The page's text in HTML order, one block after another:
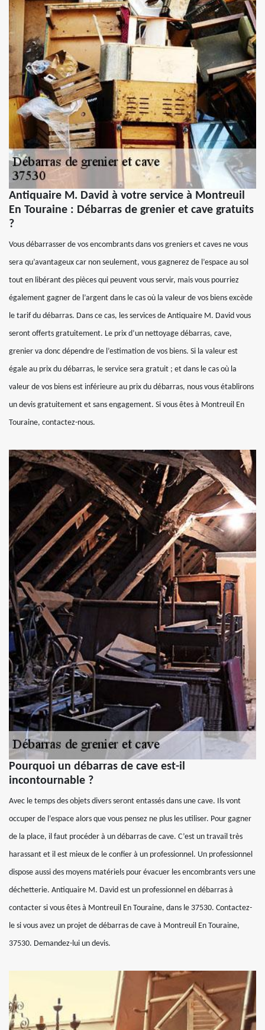
Antiquaire M. David à votre service à Montreuil
En Touraine : Débarras de grenier et cave gratuits
?
Vous débarrasser de vos encombrants dans vos greniers et caves ne vous
sera qu’avantageux car non seulement, vous gagnerez de l’espace au sol
tout en libérant des pièces qui peuvent vous servir, mais vous pourriez
également gagner de l’argent dans le cas où la valeur de vos biens excède
le tarif du débarras. Dans ce cas, les services de Antiquaire M. David vous
seront offerts gratuitement. Le prix d’un nettoyage débarras, cave,
grenier va donc dépendre de l’estimation de vos biens. Si la valeur est
égale au prix du débarras, le service sera gratuit ; et dans le cas où la
valeur de vos biens est inférieure au prix du débarras, nous vous établirons
un devis gratuitement et sans engagement. Si vous êtes à Montreuil En
Touraine, contactez-nous.
Pourquoi un débarras de cave est-il
incontournable ?
Avec le temps des objets divers seront entassés dans une cave. Ils vont
occuper de l’espace alors que vous pensez ne plus les utiliser. Pour gagner
de la place, il faut procéder à un débarras de cave. C’est un travail très
harassant et il est mieux de le confier à un professionnel. Un professionnel
dispose aussi des moyens matériels pour évacuer les encombrants vers une
déchetterie. Antiquaire M. David est un professionnel en débarras à
contacter si vous êtes à Montreuil En Touraine, dans le 37530. Contactez-
le si vous avez un projet de débarras de cave à Montreuil En Touraine,
37530. Demandez-lui un devis.